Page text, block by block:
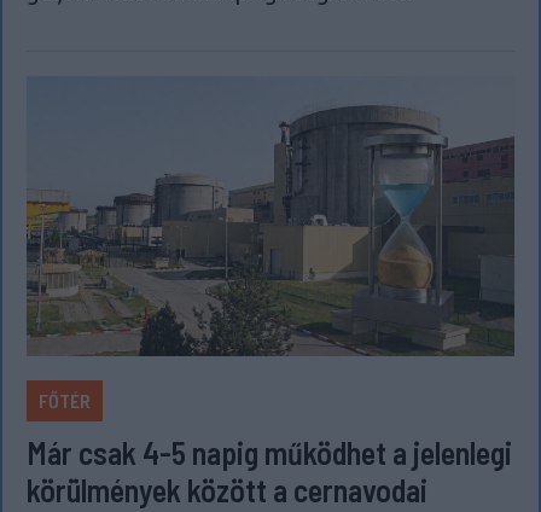
FŐTÉR
Már csak 4-5 napig működhet a jelenlegi
körülmények között a cernavodai